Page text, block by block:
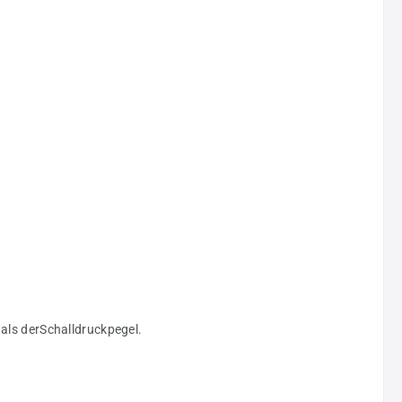
derSchalldruckpegel.